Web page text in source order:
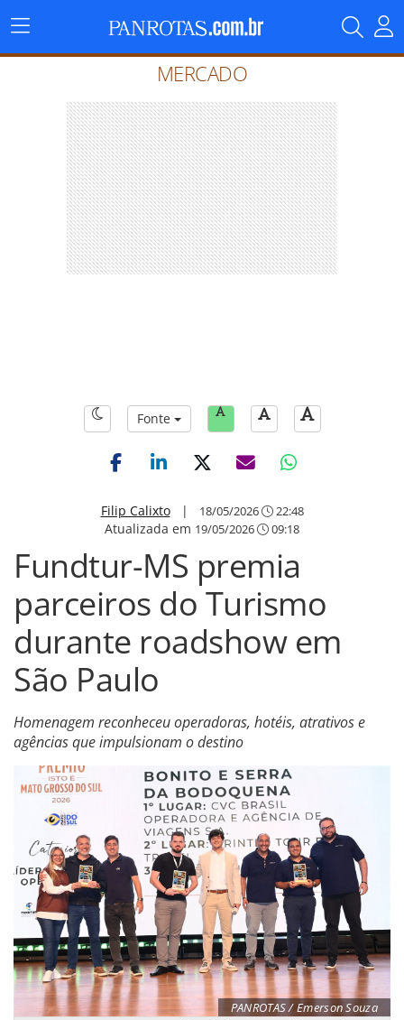
Menu
Principal
MERCADO
Fonte
Filip Calixto| 18/05/2026 22:48
Atualizada em 19/05/2026 09:18
Fundtur-MS premia
parceiros do Turismo
durante roadshow em
São Paulo
Homenagem reconheceu operadoras, hotéis, atrativos e
agências que impulsionam o destino
PANROTAS / Emerson Souza